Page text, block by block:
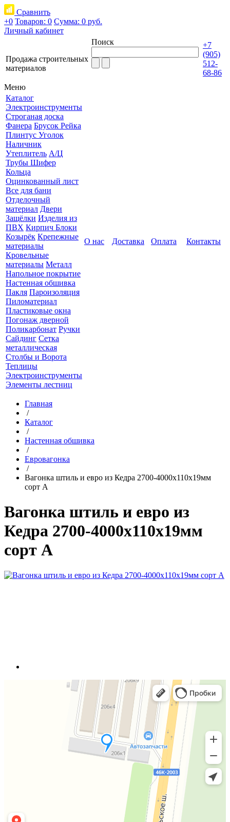
Сравнить
+0 Товаров: 0 Сумма: 0 руб.
Личный кабинет
Продажа строительных
материалов
Поиск
+7
(905)
512-
68-86
Меню
Каталог
Электроинструменты
Строганая доска
Фанера Брусок Рейка
Плинтус Уголок
Наличник
Утеплитель А/Ц
Трубы Шифер
Кольца
Оцинкованный лист
Все для бани
Отделочный
материал Двери
Защёлки Изделия из
ПВХ Кирпич Блоки
Козырёк Крепежные
материалы
Кровельные
материалы Металл
Напольное покрытие
Настенная обшивка
Пакля Пароизоляция
Пиломатериал
Пластиковые окна
Погонаж дверной
Поликарбонат Ручки
Сайдинг Сетка
металлическая
Столбы и Ворота
Теплицы
Электроинструменты
Элементы лестниц
О нас Доставка Оплата Контакты
Главная
/
Каталог
/
Настенная обшивка
/
Евровагонка
/
Вагонка штиль и евро из Кедра 2700-4000х110х19мм
сорт А
Вагонка штиль и евро из
Кедра 2700-4000х110х19мм
сорт А